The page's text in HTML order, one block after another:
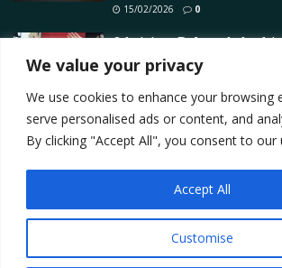
We value your privacy
We use cookies to enhance your browsing
serve personalised ads or content, and
By clicking "Accept All", you consent to our
Customise
Accept All
15/02/2026 0
Od sjaja u Bakuu do borbi
Colapintove 9 Grand Prix
Contact
Privacy Policy
Terms Marketing i